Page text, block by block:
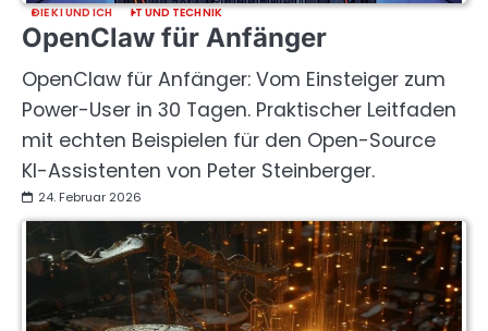
DIE KI UND ICH IT UND TECHNIK
OpenClaw für Anfänger
OpenClaw für Anfänger: Vom Einsteiger zum
Power-User in 30 Tagen. Praktischer Leitfaden
mit echten Beispielen für den Open-Source
KI-Assistenten von Peter Steinberger.
24. Februar 2026